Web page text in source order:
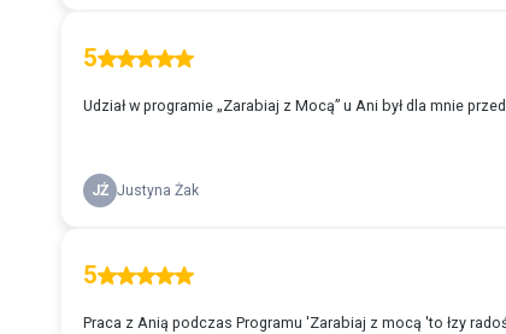
5
Udział w programie „Zarabiaj z Mocą” u Ani był dla mnie
JŻ Justyna Żak
5
Praca z Anią podczas Programu 'Zarabiaj z mocą 'to łzy